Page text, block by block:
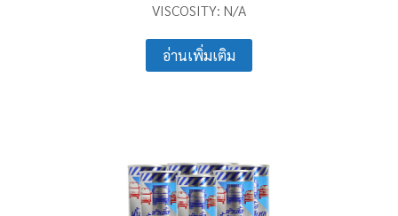
VISCOSITY: N/A
อ่านเพิ่มเติม